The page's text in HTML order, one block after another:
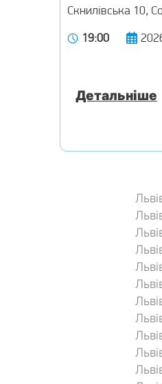
Скнилівська 10,
19:00
Детальніше